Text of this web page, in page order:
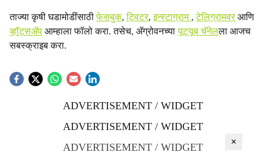
ताज्या कृषी घडामोडींसाठीफेसबुक,ट्विटर,इन्स्टाग्राम ,टेलिग्रामवरआणि
व्हॉट्सॲप आम्हाला फॉलो करा. तसेच, ॲग्रोवनच्यायूट्यूब चॅनेलला आजच
सबस्क्राइब करा.
ADVERTISEMENT / WIDGET
ADVERTISEMENT / WIDGET
ADVERTISEMENT / WIDGET
×